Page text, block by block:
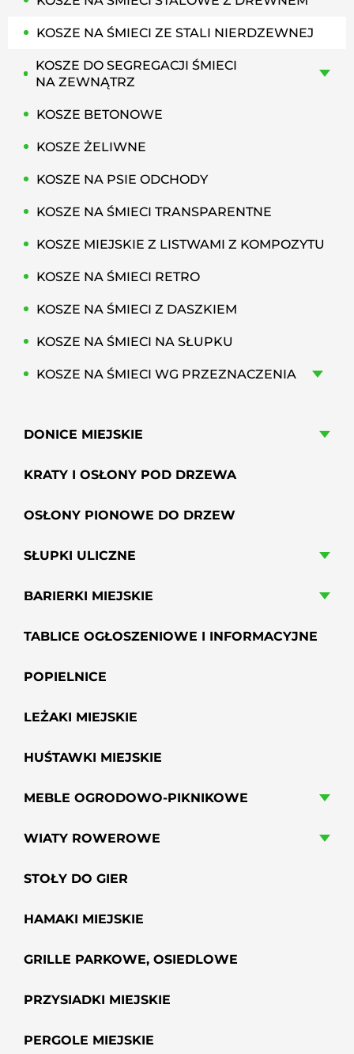
KOSZE NA ŚMIECI ZE STALI NIERDZEWNEJ
KOSZE DO SEGREGACJI ŚMIECI
NA ZEWNĄTRZ
KOSZE BETONOWE
KOSZE ŻELIWNE
KOSZE NA PSIE ODCHODY
KOSZE NA ŚMIECI TRANSPARENTNE
KOSZE MIEJSKIE Z LISTWAMI Z KOMPOZYTU
KOSZE NA ŚMIECI RETRO
KOSZE NA ŚMIECI Z DASZKIEM
KOSZE NA ŚMIECI NA SŁUPKU
KOSZE NA ŚMIECI WG PRZEZNACZENIA
DONICE MIEJSKIE
KRATY I OSŁONY POD DRZEWA
OSŁONY PIONOWE DO DRZEW
SŁUPKI ULICZNE
BARIERKI MIEJSKIE
TABLICE OGŁOSZENIOWE I INFORMACYJNE
POPIELNICE
LEŻAKI MIEJSKIE
HUŚTAWKI MIEJSKIE
MEBLE OGRODOWO-PIKNIKOWE
WIATY ROWEROWE
STOŁY DO GIER
HAMAKI MIEJSKIE
GRILLE PARKOWE, OSIEDLOWE
PRZYSIADKI MIEJSKIE
PERGOLE MIEJSKIE